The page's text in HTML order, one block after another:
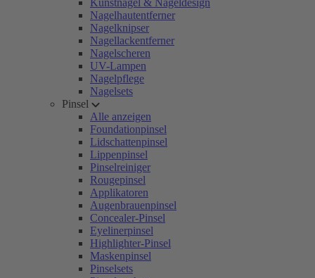
Kunstnägel & Nageldesign
Nagelhautentferner
Nagelknipser
Nagellackentferner
Nagelscheren
UV-Lampen
Nagelpflege
Nagelsets
Pinsel
Alle anzeigen
Foundationpinsel
Lidschattenpinsel
Lippenpinsel
Pinselreiniger
Rougepinsel
Applikatoren
Augenbrauenpinsel
Concealer-Pinsel
Eyelinerpinsel
Highlighter-Pinsel
Maskenpinsel
Pinselsets